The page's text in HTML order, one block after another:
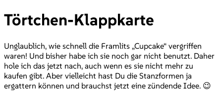
Törtchen-Klappkarte
Unglaublich, wie schnell die Framlits „Cupcake“ vergriffen
waren! Und bisher habe ich sie noch gar nicht benutzt. Daher
hole ich das jetzt nach, auch wenn es sie nicht mehr zu
kaufen gibt. Aber vielleicht hast Du die Stanzformen ja
ergattern können und brauchst jetzt eine zündende Idee. 😉